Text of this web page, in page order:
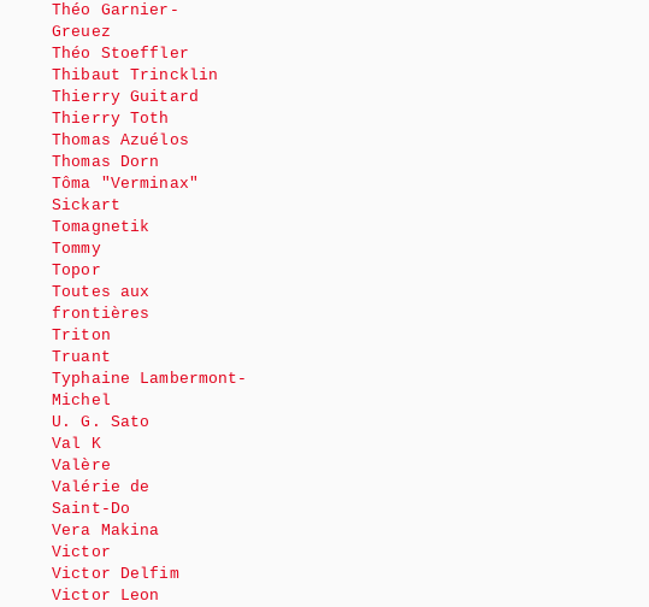
Théo Garnier-
Greuez
Théo Stoeffler
Thibaut Trincklin
Thierry Guitard
Thierry Toth
Thomas Azuélos
Thomas Dorn
Tôma "Verminax"
Sickart
Tomagnetik
Tommy
Topor
Toutes aux
frontières
Triton
Truant
Typhaine Lambermont-
Michel
U. G. Sato
Val K
Valère
Valérie de
Saint-Do
Vera Makina
Victor
Victor Delfim
Victor Leon